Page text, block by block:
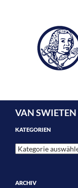
VAN
KATEGORIEN
Kategorien
ARCHIV